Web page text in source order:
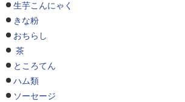
生芋こんにゃく
きな粉
おちらし
茶
ところてん
ハム類
ソーセージ